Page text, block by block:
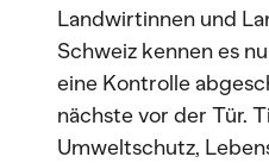
Landwirtinnen und
Schweiz kennen es
eine Kontrolle
nächste vor der Tür.
Umweltschutz,